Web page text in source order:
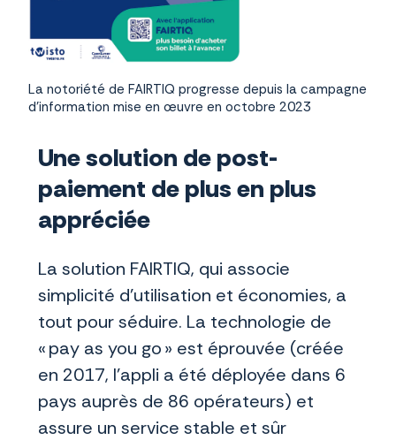
La notoriété de FAIRTIQ progresse depuis la campagne
d’information mise en œuvre en octobre 2023
Une solution de post-
paiement de plus en plus
appréciée
La solution FAIRTIQ, qui associe
simplicité d’utilisation et économies, a
tout pour séduire. La technologie de
« pay as you go » est éprouvée (créée
en 2017, l’appli a été déployée dans 6
pays auprès de 86 opérateurs) et
assure un service stable et sûr